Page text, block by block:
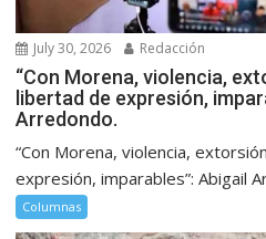
July 30, 2026 Redacción
“Con Morena, violencia,
libertad de expresión,
Arredondo.
“Con Morena, violencia,
expresión, imparables”: Abigail
Columnas